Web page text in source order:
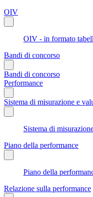
OIV
OIV - in formato
Bandi di concorso
Bandi di concorso
Performance
Sistema di misurazione e
Sistema di
Piano della performance
Piano della
Relazione sulla performance